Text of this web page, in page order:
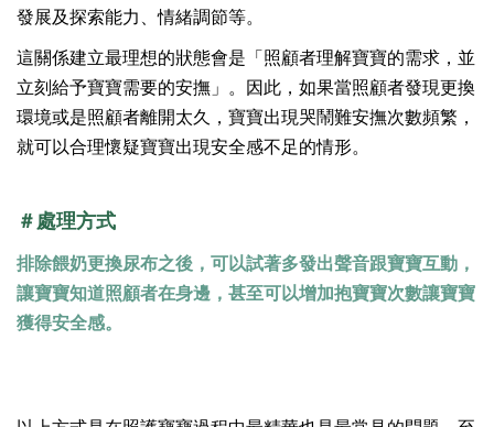
發展及探索能力、情緒調節等。
這關係建立最理想的狀態會是「照顧者理解寶寶的需求，並
立刻給予寶寶需要的安撫」。因此，如果當照顧者發現更換
環境或是照顧者離開太久，寶寶出現哭鬧難安撫次數頻繁，
就可以合理懷疑寶寶出現安全感不足的情形。
＃處理方式
排除餵奶更換尿布之後，可以試著多發出聲音跟寶寶互動，
讓寶寶知道照顧者在身邊，甚至可以增加抱寶寶次數讓寶寶
獲得安全感。